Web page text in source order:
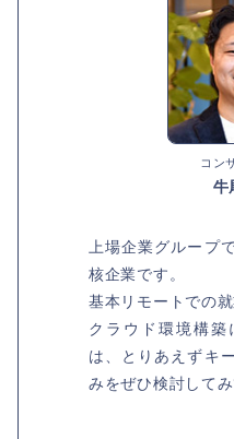
コン
牛
上場企業グループ
核企業です。
基本リモートでの就
クラウド環境構
は、とりあえずキ
みをぜひ検討してみ